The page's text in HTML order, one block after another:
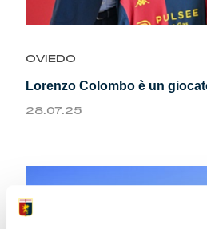
OVIEDO
Lorenzo Colombo è un
28.07.25